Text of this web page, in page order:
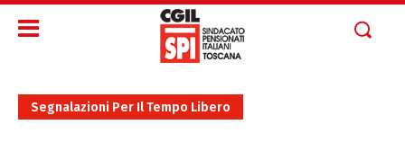
Segnalazioni Per Il Tempo Libero